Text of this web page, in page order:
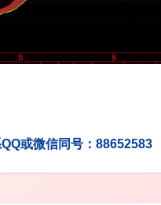
或微信同号：88652583